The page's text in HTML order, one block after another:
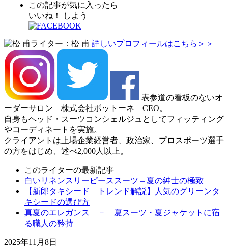
この記事が気に入ったら
いいね！ しよう
ライター：松 甫 詳しいプロフィールはこちら＞＞
表参道の看板のないオ
ーダーサロン 株式会社ボットーネ CEO。
自身もヘッド・スーツコンシェルジュとしてフィッティング
やコーディネートを実施。
クライアントは上場企業経営者、政治家、プロスポーツ選手
の方をはじめ、述べ2,000人以上。
このライターの最新記事
白いリネンスリーピーススーツ – 夏の紳士の極致
【新郎タキシード トレンド解説】人気のグリーンタ
キシードの選び方
真夏のエレガンス － 夏スーツ・夏ジャケットに宿
る職人の矜持
2025年11月8日